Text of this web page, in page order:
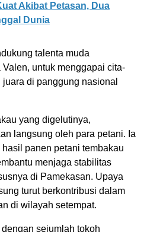
Akibat Petasan, Dua
Dunia
talenta muda
untuk menggapai cita-
di panggung nasional
yang digelutinya,
langsung oleh para petani. Ia
panen petani tembakau
menjaga stabilitas
di Pamekasan. Upaya
turut berkontribusi dalam
di wilayah setempat.
sejumlah tokoh